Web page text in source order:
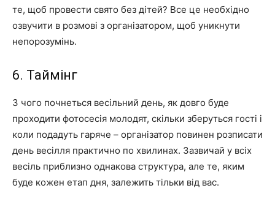
те, щоб провести свято без дітей? Все це необхідно
озвучити в розмові з організатором, щоб уникнути
непорозумінь.
6. Таймінг
З чого почнеться весільний день, як довго буде
проходити фотосесія молодят, скільки зберуться гості і
коли подадуть гаряче – організатор повинен розписати
день весілля практично по хвилинах. Зазвичай у всіх
весіль приблизно однакова структура, але те, яким
буде кожен етап дня, залежить тільки від вас.